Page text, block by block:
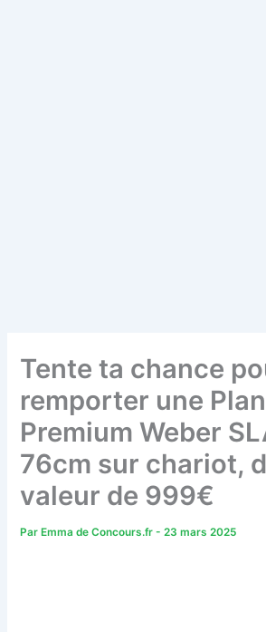
Tente ta chance
remporter une
Premium Weber
76cm sur chariot,
valeur de 999€
ParEmma de Concours.fr-23 mars 2025